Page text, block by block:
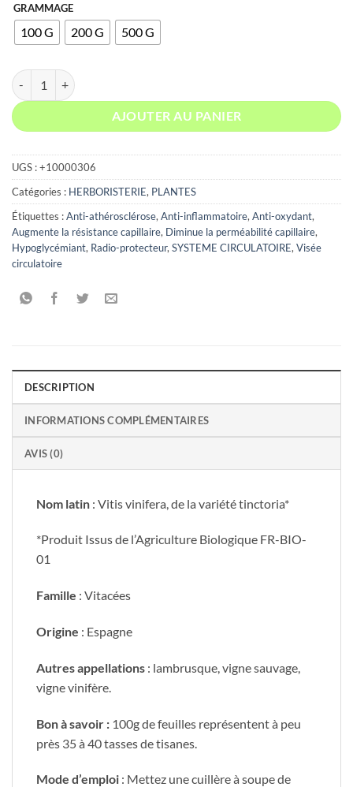
à
30,00€
GRAMMAGE
100 G 200 G 500 G
quantité de VIGNE ROUGE BIO FEUILLE COUPE ESPAGNE
AJOUTER AU PANIER
UGS :+10000306
Catégories : HERBORISTERIE, PLANTES
Étiquettes :Anti-athérosclérose, Anti-inflammatoire, Anti-oxydant,
Augmente la résistance capillaire, Diminue la perméabilité capillaire,
Hypoglycémiant, Radio-protecteur, SYSTEME CIRCULATOIRE, Visée
circulatoire
DESCRIPTION
INFORMATIONS COMPLÉMENTAIRES
AVIS (0)
Nom latin : Vitis vinifera, de la variété tinctoria*
*Produit Issus de l’Agriculture Biologique FR-BIO-
01
Famille : Vitacées
Origine : Espagne
Autres appellations : lambrusque, vigne sauvage,
vigne vinifère.
Bon à savoir : 100g de feuilles représentent à peu
près 35 à 40 tasses de tisanes.
Mode d’emploi : Mettez une cuillère à soupe de